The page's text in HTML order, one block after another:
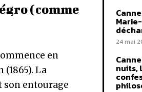
(comme
en
La
son entourage
24 mai
nuits,